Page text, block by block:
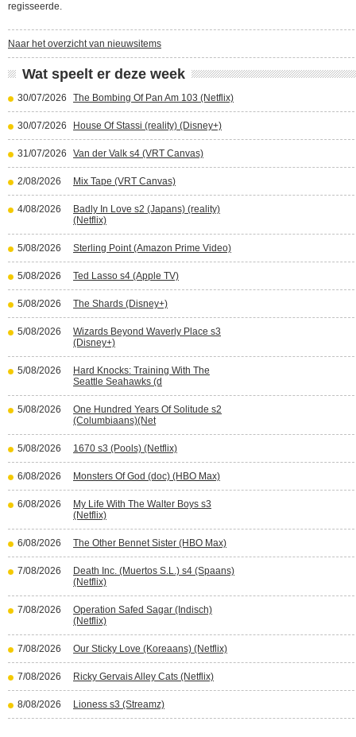
regisseerde.
Naar het overzicht van nieuwsitems
Wat speelt er deze week
30/07/2026 The Bombing Of Pan Am 103 (Netflix)
30/07/2026 House Of Stassi (reality) (Disney+)
31/07/2026 Van der Valk s4 (VRT Canvas)
2/08/2026 Mix Tape (VRT Canvas)
4/08/2026
Badly In Love s2 (Japans) (reality)
(Netflix)
5/08/2026 Sterling Point (Amazon Prime Video)
5/08/2026 Ted Lasso s4 (Apple TV)
5/08/2026 The Shards (Disney+)
5/08/2026
Wizards Beyond Waverly Place s3
(Disney+)
5/08/2026
Hard Knocks: Training With The
Seattle Seahawks (d
5/08/2026
One Hundred Years Of Solitude s2
(Columbiaans)(Net
5/08/2026 1670 s3 (Pools) (Netflix)
6/08/2026 Monsters Of God (doc) (HBO Max)
6/08/2026
My Life With The Walter Boys s3
(Netflix)
6/08/2026 The Other Bennet Sister (HBO Max)
7/08/2026
Death Inc. (Muertos S.L.) s4 (Spaans)
(Netflix)
7/08/2026
Operation Safed Sagar (Indisch)
(Netflix)
7/08/2026 Our Sticky Love (Koreaans) (Netflix)
7/08/2026 Ricky Gervais Alley Cats (Netflix)
8/08/2026 Lioness s3 (Streamz)